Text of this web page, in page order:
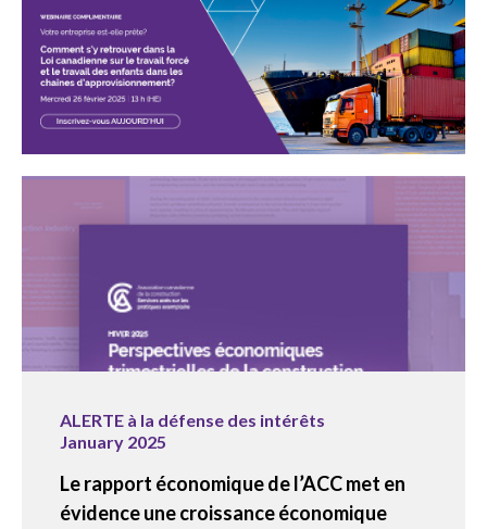
ALERTE à la défense des intérêts
January 2025
Le rapport économique de l’ACC met en
évidence une croissance économique